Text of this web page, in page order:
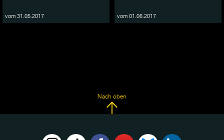
vom 31.05.2017 vom 01.06.2017
Nach oben